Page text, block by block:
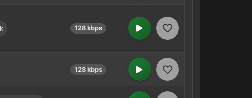
128 kbps
128 kbps